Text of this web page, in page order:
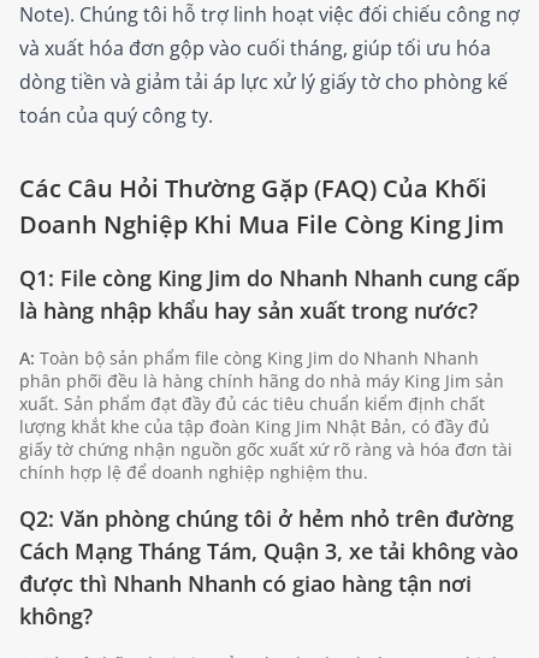
Note). Chúng tôi hỗ trợ linh hoạt việc đối chiếu công nợ
và xuất hóa đơn gộp vào cuối tháng, giúp tối ưu hóa
dòng tiền và giảm tải áp lực xử lý giấy tờ cho phòng kế
toán của quý công ty.
Các Câu Hỏi Thường Gặp (FAQ) Của Khối
Doanh Nghiệp Khi Mua File Còng King Jim
Q1: File còng King Jim do Nhanh Nhanh cung cấp
là hàng nhập khẩu hay sản xuất trong nước?
A: Toàn bộ sản phẩm file còng King Jim do Nhanh Nhanh
phân phối đều là hàng chính hãng do nhà máy King Jim sản
xuất. Sản phẩm đạt đầy đủ các tiêu chuẩn kiểm định chất
lượng khắt khe của tập đoàn King Jim Nhật Bản, có đầy đủ
giấy tờ chứng nhận nguồn gốc xuất xứ rõ ràng và hóa đơn tài
chính hợp lệ để doanh nghiệp nghiệm thu.
Q2: Văn phòng chúng tôi ở hẻm nhỏ trên đường
Cách Mạng Tháng Tám, Quận 3, xe tải không vào
được thì Nhanh Nhanh có giao hàng tận nơi
không?